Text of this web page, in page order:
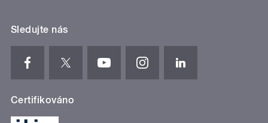
Sledujte nás
Certifikováno